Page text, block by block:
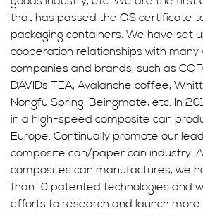
that has passed the QS certificate
packaging containers. We have set
cooperation relationships with many
companies and brands, such as
DAVIDs TEA, Avalanche coffee,
Nongfu Spring, Beingmate, etc. In
in a high-speed composite can
Europe. Continually promote our
composite can/paper can industry.
composites can manufactures, we
than 10 patented technologies and
efforts to research and launch more